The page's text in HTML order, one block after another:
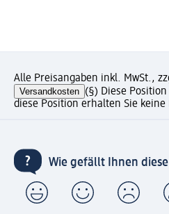
Alle Preisangaben inkl. MwSt.,
Versandkosten (§) Diese
diese Position erhalten Sie keine
Wie gefällt Ihnen diese